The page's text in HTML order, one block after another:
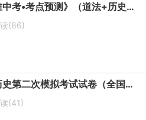
2026《万唯中考•考点预测》（道法+历史）PDF电子版下载
(86)
2026中考历史第二次模拟考试试卷（全国通用卷+天津卷+上海卷）
(41)